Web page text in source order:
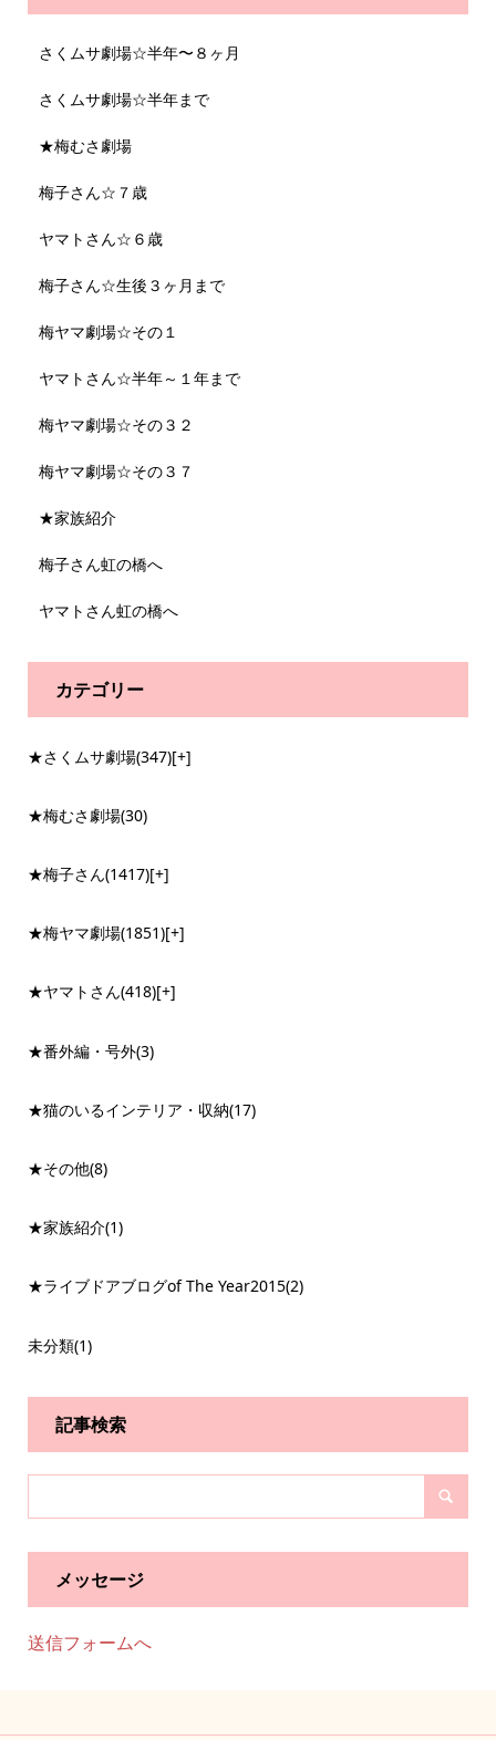
さくムサ劇場☆半年〜８ヶ月
さくムサ劇場☆半年まで
★梅むさ劇場
梅子さん☆７歳
ヤマトさん☆６歳
梅子さん☆生後３ヶ月まで
梅ヤマ劇場☆その１
ヤマトさん☆半年～１年まで
梅ヤマ劇場☆その３２
梅ヤマ劇場☆その３７
★家族紹介
梅子さん虹の橋へ
ヤマトさん虹の橋へ
カテゴリー
★さくムサ劇場(347)[+]
★梅むさ劇場(30)
★梅子さん(1417)[+]
★梅ヤマ劇場(1851)[+]
★ヤマトさん(418)[+]
★番外編・号外(3)
★猫のいるインテリア・収納(17)
★その他(8)
★家族紹介(1)
★ライブドアブログof The Year2015(2)
未分類(1)
記事検索
メッセージ
送信フォームへ